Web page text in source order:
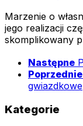
Marzenie o
jego realizacji
skomplikowany
Następne
Poprzednie
gwiazdkowe
Kategorie